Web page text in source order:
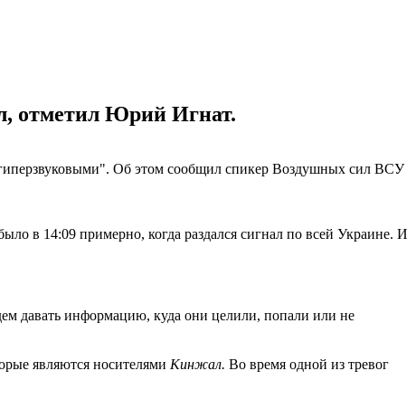
отметил Юрий Игнат.
Об этом сообщил спикер Воздушных сил ВСУ
в 14:09 примерно, когда раздался сигнал по всей Украине. И
давать информацию, куда они целили, попали или не
являются носителями Кинжал. Во время одной из тревог